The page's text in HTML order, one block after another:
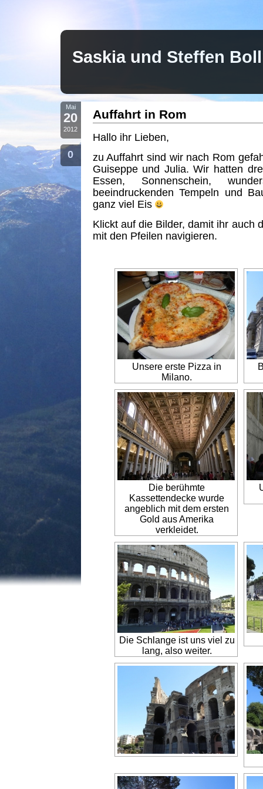
Saskia und Steffen
Mai
20
2012
0
Auffahrt in Rom
Hallo ihr Lieben,
zu Auffahrt sind wir nach Rom
Guiseppe und Julia. Wir hatten
Essen, Sonnenschein,
beeindruckenden Tempeln und
ganz viel Eis
Klickt auf die Bilder, damit ihr auch
mit den Pfeilen navigieren.
Unsere erste Pizza in
Milano.
Die berühmte
Kassettendecke wurde
angeblich mit dem ersten
Gold aus Amerika
verkleidet.
Die Schlange ist uns viel zu
lang, also weiter.